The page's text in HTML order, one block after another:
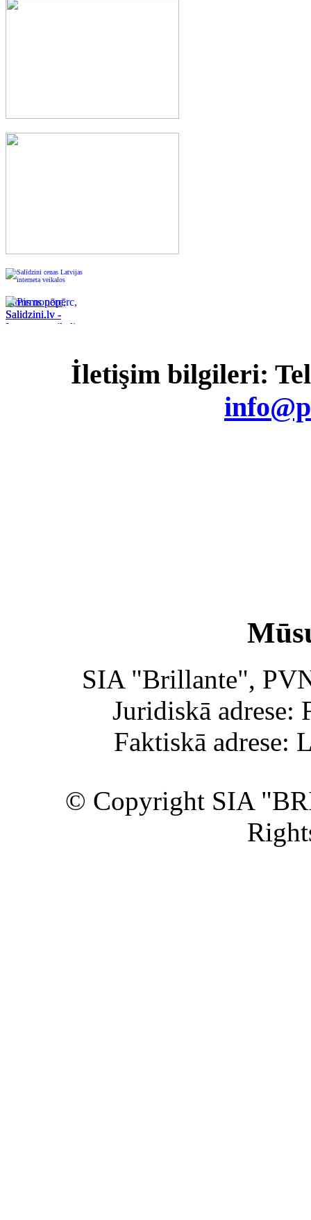
Pirms nopērc,
Salidzini.lv -
Interneta veikali,
İletişim bilgileri:
SIA "Brillante",
Juridiskā adrese:
Faktiskā adrese:
© Copyright SIA